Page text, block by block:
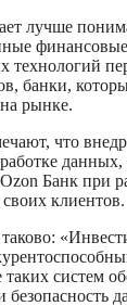
лучше
технологий
банки,
рынке.
что
Банк при
клиентов.
систем